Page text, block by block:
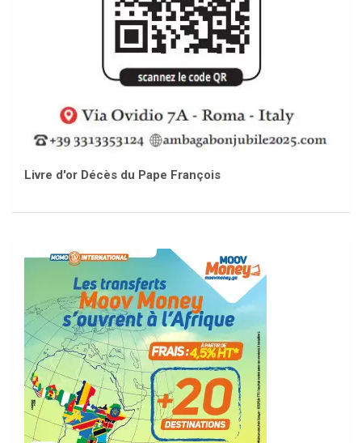
Livre d'or Décès du Pape François